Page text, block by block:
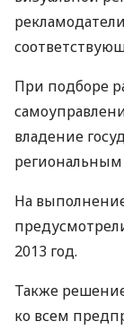
При подборе
владение
На
2013 год.
Также
ко всем